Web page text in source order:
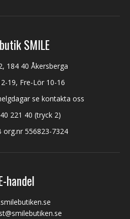
SMILE
184 40 Åkersberga
19, Fre-Lör 10-16
se kontakta oss
221 40 (tryck 2)
org.nr 556823-7324
handel